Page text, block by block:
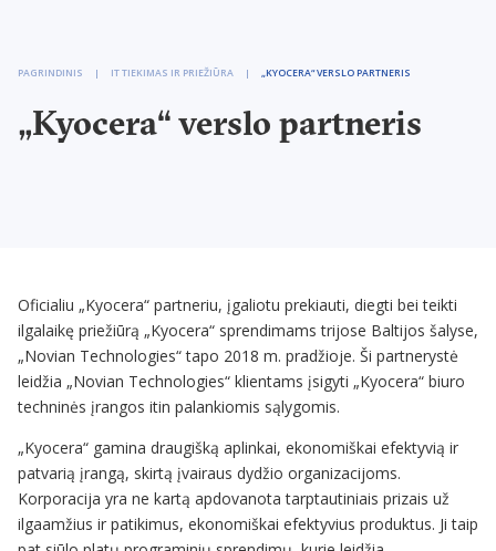
PAGRINDINIS IT TIEKIMAS IR PRIEŽIŪRA „KYOCERA“ VERSLO PARTNERIS
„Kyocera“ verslo partneris
Oficialiu „Kyocera“ partneriu, įgaliotu prekiauti, diegti bei teikti
ilgalaikę priežiūrą „Kyocera“ sprendimams trijose Baltijos šalyse,
„Novian Technologies“ tapo 2018 m. pradžioje. Ši partnerystė
leidžia „Novian Technologies“ klientams įsigyti „Kyocera“ biuro
techninės įrangos itin palankiomis sąlygomis.
„Kyocera“ gamina draugišką aplinkai, ekonomiškai efektyvią ir
patvarią įrangą, skirtą įvairaus dydžio organizacijoms.
Korporacija yra ne kartą apdovanota tarptautiniais prizais už
ilgaamžius ir patikimus, ekonomiškai efektyvius produktus. Ji taip